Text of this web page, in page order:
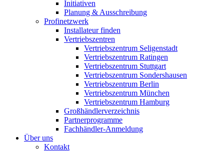
Initiativen
Planung & Ausschreibung
Profinetzwerk
Installateur finden
Vertriebszentren
Vertriebszentrum Seligenstadt
Vertriebszentrum Ratingen
Vertriebszentrum Stuttgart
Vertriebszentrum Sondershausen
Vertriebszentrum Berlin
Vertriebszentrum München
Vertriebszentrum Hamburg
Großhändlerverzeichnis
Partnerprogramme
Fachhändler-Anmeldung
Über uns
Kontakt